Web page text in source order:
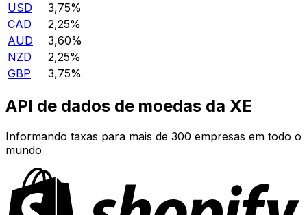
USD
3,75%
CAD
2,25%
AUD
3,60%
NZD
2,25%
GBP
3,75%
API de dados de moedas da XE
Informando taxas para mais de 300 empresas em todo o
mundo